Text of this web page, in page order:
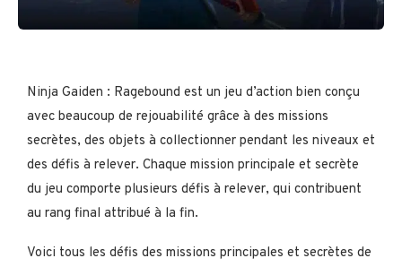
Ninja Gaiden : Ragebound est un jeu d’action bien conçu
avec beaucoup de rejouabilité grâce à des missions
secrètes, des objets à collectionner pendant les niveaux et
des défis à relever. Chaque mission principale et secrète
du jeu comporte plusieurs défis à relever, qui contribuent
au rang final attribué à la fin.
Voici tous les défis des missions principales et secrètes de